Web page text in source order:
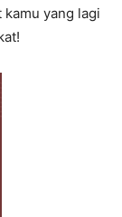
yang lagi